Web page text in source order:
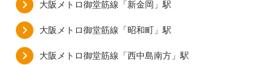
大阪メトロ御堂筋線「新金岡」駅
大阪メトロ御堂筋線「昭和町」駅
大阪メトロ御堂筋線「西中島南方」駅